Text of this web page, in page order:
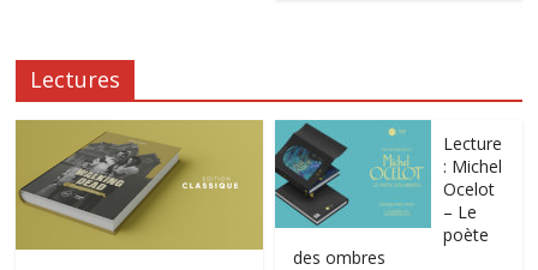
Lectures
Lecture
: Michel
Ocelot
– Le
poète
des ombres